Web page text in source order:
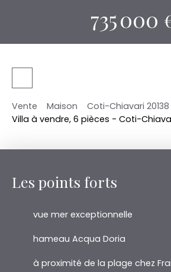
735 000
Vente Maison
Coti-Chiavari 20138
Villa à vendre, 6 pièces - Coti-
Les points forts
vue mer exceptionnelle
hameau Acqua Doria
à proximité de la plage chez